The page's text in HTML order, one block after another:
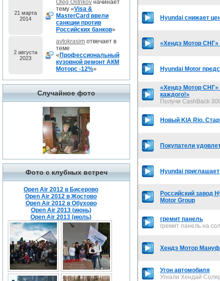
21 марта
2014
Oleg Ostrikov начинает
тему «Visa &
MasterCard ввели
санкции против
Российских банков»
2 августа
2023
avtokrasim отвечает в
теме
« Профессиональный
кузовной ремонт АКМ
Моторс -12%»
Случайное фото
Фото с клубных встреч
Open Air 2012 в Бисерово
Open Air 2012 в Жостово
Open Air 2012 в Обухово
Open Air 2013 (июнь)
Open Air 2013 (июль)
Hyundai снижает
«Хендэ Мотор СНГ»
Hyundai Motor
«Хендэ Мотор СНГ»
каждого!»
Получи CashBack
Новый KIA Rio.
Покупатели
Hyundai
Российский завод
Motor Group
гремит панель
гремит панель на
Хендэ Мотор
Угон автомобиля
Угнали Хендай